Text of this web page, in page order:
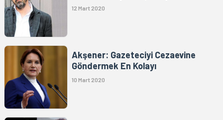
12 Mart 2020
Akşener: Gazeteciyi Cezaevine
Göndermek En Kolayı
10 Mart 2020